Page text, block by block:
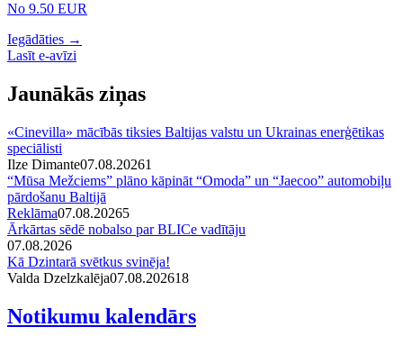
No 9.50 EUR
Iegādāties →
Lasīt e-avīzi
Jaunākās ziņas
«Cinevilla» mācībās tiksies Baltijas valstu un Ukrainas enerģētikas
speciālisti
Ilze Dimante07.08.20261
“Mūsa Mežciems” plāno kāpināt “Omoda” un “Jaecoo” automobiļu
pārdošanu Baltijā
Reklāma07.08.20265
Ārkārtas sēdē nobalso par BLICe vadītāju
07.08.2026
Kā Dzintarā svētkus svinēja!
Valda Dzelzkalēja07.08.202618
Notikumu kalendārs